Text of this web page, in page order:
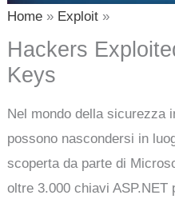
Home Exploit
Hackers
Keys
Nel mondo della sicurezza
possono nascondersi in
scoperta da parte di
oltre 3.000 chiavi